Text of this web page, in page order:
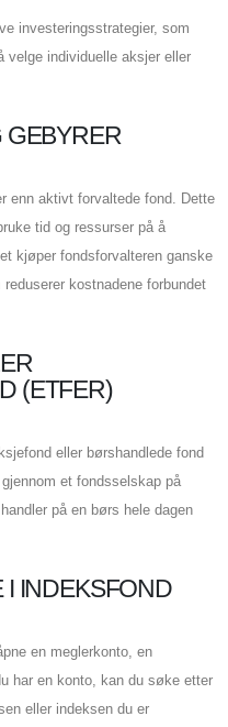
investeringsstrategier, som
individuelle aksjer eller
GEBYRER
enn aktivt forvaltede fond. Dette
tid og ressurser på å
kjøper fondsforvalteren ganske
kostnadene forbundet
(ETFER)
eller børshandlede fond
et fondsselskap på
på en børs hele dagen
I INDEKSFOND
en meglerkonto, en
har en konto, kan du søke etter
eller indeksen du er